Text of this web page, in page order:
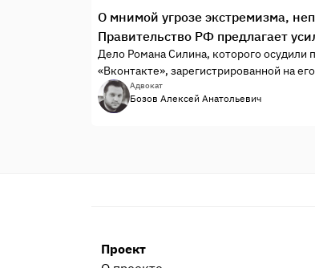
О мнимой угрозе экстремизма,
Правительство РФ предлагает
Дело Романа Силина, которого осудили
«Вконтакте», зарегистрированной на
которые якобы содержат призыв к
Адвокат
Бозов Алексей Анатольевич
Проект